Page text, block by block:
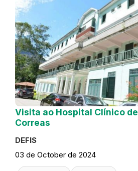
Visita ao Hospital Clínico de
Correas
DEFIS
03 de October de 2024